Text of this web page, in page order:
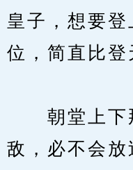
皇子，想要登
位，简直比登
朝堂上下
敌，必不会放